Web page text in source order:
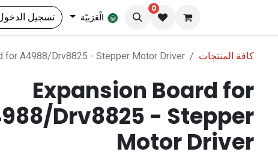
0
الْعَرَبيّة تسجيل
كافة المنتجات for A4988/Drv8825 - Stepper Motor Driver
Expansion Board for
Drv8825 - Stepper
Motor Driver